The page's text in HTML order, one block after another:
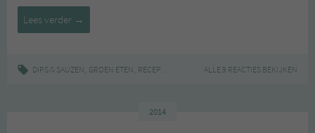
Lees verder Groen
in
seizoen:
→
DIPS & SAUZEN, GROEN ETEN, RECEPT TOETJES & ONTBIJTJES|COMPOTE,
ALLE 9 REACTIES BEKIJKEN
2014